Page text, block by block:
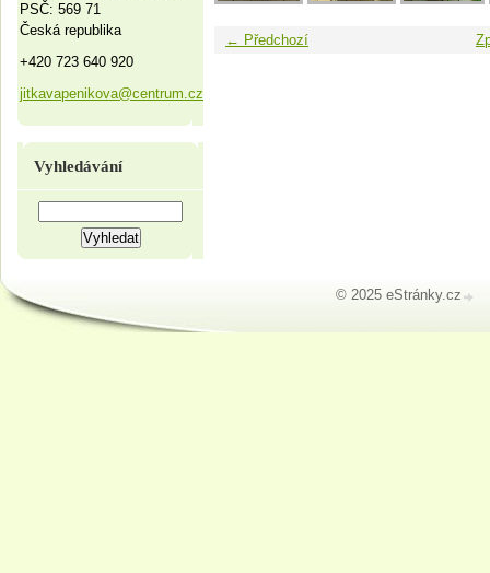
← Předchozí
PSČ: 569 71
Česká republika
+420 723 640 920
jitkavapenikova@centrum.cz
Vyhledávání
© 2025 eStránky.cz